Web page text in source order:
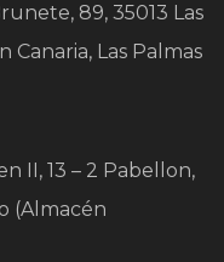
89, 35013 Las
Canaria, Las Palmas
II, 13 – 2 Pabellon,
(Almacén